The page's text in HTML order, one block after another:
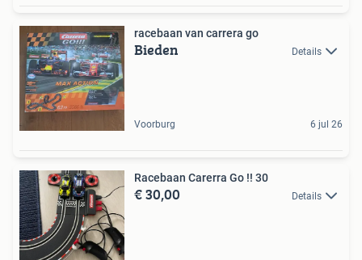
racebaan van carrera go
Bieden Details
Voorburg 6 jul 26
Racebaan Carerra Go !! 30
€ 30,00 Details